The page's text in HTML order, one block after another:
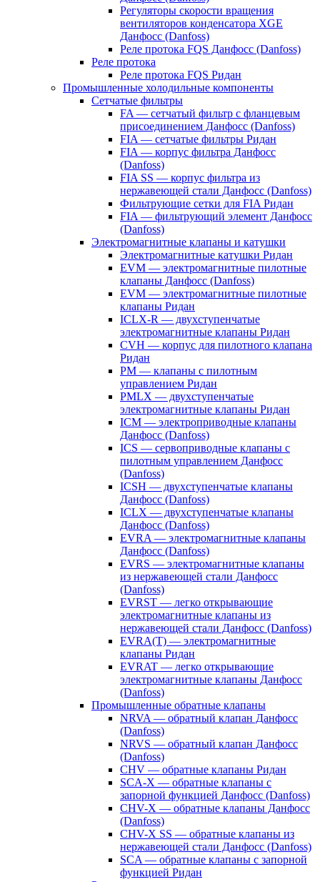
Регуляторы скорости вращения
вентиляторов конденсатора XGE
Данфосс (Danfoss)
Реле протока FQS Данфосс (Danfoss)
Реле протока
Реле протока FQS Ридан
Промышленные холодильные компоненты
Сетчатые фильтры
FA — сетчатый фильтр с фланцевым
присоединением Данфосс (Danfoss)
FIA — сетчатые фильтры Ридан
FIA — корпус фильтра Данфосс
(Danfoss)
FIA SS — корпус фильтра из
нержавеющей стали Данфосс (Danfoss)
Фильтрующие сетки для FIA Ридан
FIA — фильтрующий элемент Данфосс
(Danfoss)
Электромагнитные клапаны и катушки
Электромагнитные катушки Ридан
EVM — электромагнитные пилотные
клапаны Данфосс (Danfoss)
EVM — электромагнитные пилотные
клапаны Ридан
ICLX-R — двухступенчатые
электромагнитные клапаны Ридан
CVH — корпус для пилотного клапана
Ридан
PM — клапаны с пилотным
управлением Ридан
PMLX — двухступенчатые
электромагнитные клапаны Ридан
ICM — электроприводные клапаны
Данфосс (Danfoss)
ICS — сервоприводные клапаны с
пилотным управлением Данфосс
(Danfoss)
ICSH — двухступенчатые клапаны
Данфосс (Danfoss)
ICLX — двухступенчатые клапаны
Данфосс (Danfoss)
EVRA — электромагнитные клапаны
Данфосс (Danfoss)
EVRS — электромагнитные клапаны
из нержавеющей стали Данфосс
(Danfoss)
EVRST — легко открывающие
электромагнитные клапаны из
нержавеющей стали Данфосс (Danfoss)
EVRA(T) — электромагнитные
клапаны Ридан
EVRAT — легко открывающие
электромагнитные клапаны Данфосс
(Danfoss)
Промышленные обратные клапаны
NRVA — обратный клапан Данфосс
(Danfoss)
NRVS — обратный клапан Данфосс
(Danfoss)
CHV — обратные клапаны Ридан
SCA-X — обратные клапаны с
запорной функцией Данфосс (Danfoss)
CHV-X — обратные клапаны Данфосс
(Danfoss)
CHV-X SS — обратные клапаны из
нержавеющей стали Данфосс (Danfoss)
SCA — обратные клапаны с запорной
функцией Ридан